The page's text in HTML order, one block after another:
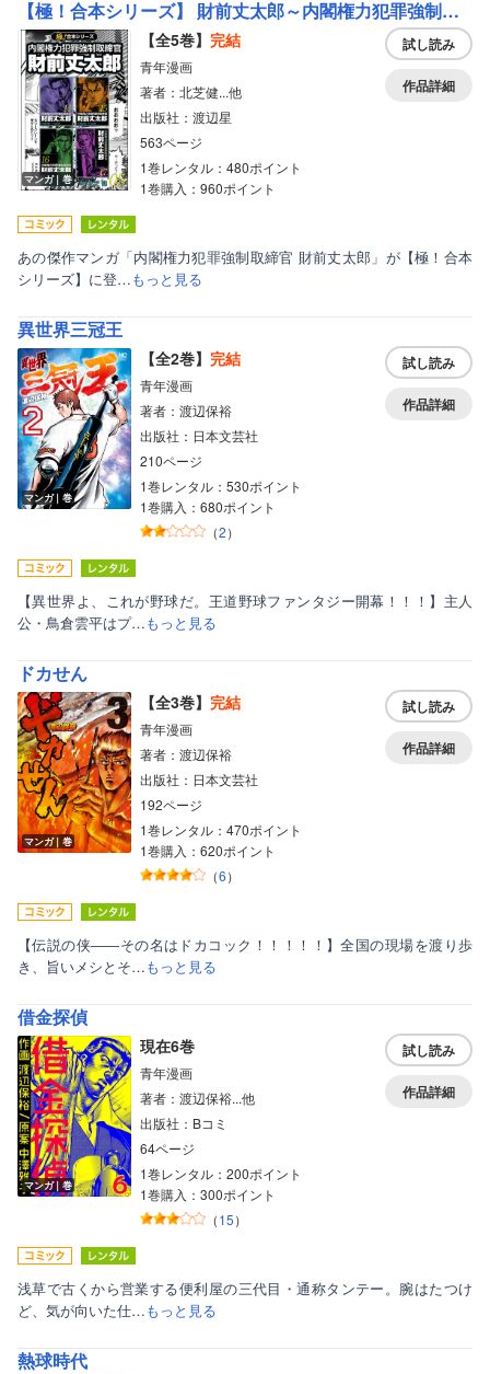
【極！合本シリーズ】 財前丈太郎～内閣権力犯罪強制取締官～
マンガ｜巻
【全5巻】 完結
青年漫画
著者：北芝健...他
出版社：渡辺星
563ページ
1巻レンタル：480ポイント
1巻購入：960ポイント
試し読み
作品詳細
あの傑作マンガ「内閣権力犯罪強制取締官 財前丈太郎」が【極！合本
シリーズ】に登…もっと見る
異世界三冠王
マンガ｜巻
【全2巻】 完結
青年漫画
著者：渡辺保裕
出版社：日本文芸社
210ページ
1巻レンタル：530ポイント
1巻購入：680ポイント
（2）
試し読み
作品詳細
【異世界よ、これが野球だ。王道野球ファンタジー開幕！！！】主人
公・鳥倉雲平はプ…もっと見る
ドカせん
マンガ｜巻
【全3巻】 完結
青年漫画
著者：渡辺保裕
出版社：日本文芸社
192ページ
1巻レンタル：470ポイント
1巻購入：620ポイント
（6）
試し読み
作品詳細
【伝説の侠――その名はドカコック！！！！！】全国の現場を渡り歩
き、旨いメシとそ…もっと見る
借金探偵
マンガ｜巻
現在6巻
青年漫画
著者：渡辺保裕...他
出版社：Bコミ
64ページ
1巻レンタル：200ポイント
1巻購入：300ポイント
（15）
試し読み
作品詳細
浅草で古くから営業する便利屋の三代目・通称タンテー。腕はたつけ
ど、気が向いた仕…もっと見る
熱球時代